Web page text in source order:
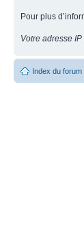
Pour plus
Votre adresse IP
Index du forum